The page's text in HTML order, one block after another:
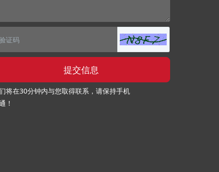
提交信息
将在30分钟内与您取得联系，请保持手机
！